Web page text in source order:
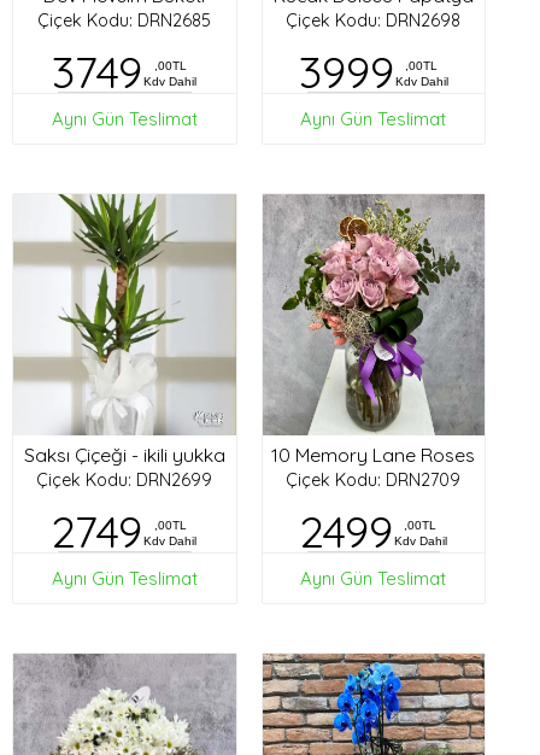
Çiçek Kodu: DRN2685
3749
,00TL
Kdv Dahil
Aynı Gün Teslimat
Çiçek Kodu: DRN2698
3999
,00TL
Kdv Dahil
Aynı Gün Teslimat
Saksı Çiçeği - ikili yukka
Çiçek Kodu: DRN2699
2749
,00TL
Kdv Dahil
Aynı Gün Teslimat
10 Memory Lane Roses
Çiçek Kodu: DRN2709
2499
,00TL
Kdv Dahil
Aynı Gün Teslimat